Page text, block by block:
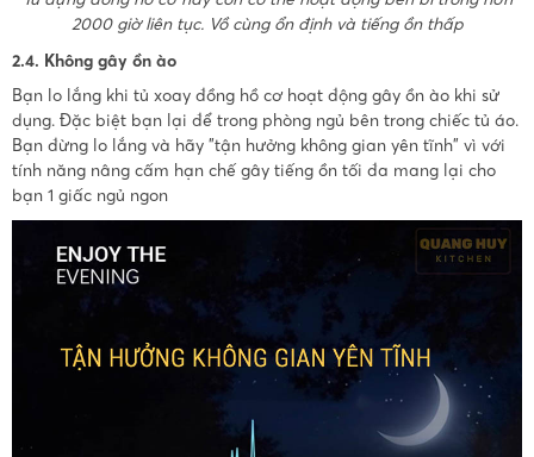
2000 giờ liên tục. Vồ cùng ổn định và tiếng ồn thấp
2.4. Không gây ồn ào
Bạn lo lắng khi tủ xoay đồng hồ cơ hoạt động gây ồn ào khi sử
dụng. Đặc biệt bạn lại để trong phòng ngủ bên trong chiếc tủ áo.
Bạn đừng lo lắng và hãy "tận hưởng không gian yên tĩnh" vì với
tính năng nâng cấm hạn chế gây tiếng ồn tối đa mang lại cho
bạn 1 giấc ngủ ngon